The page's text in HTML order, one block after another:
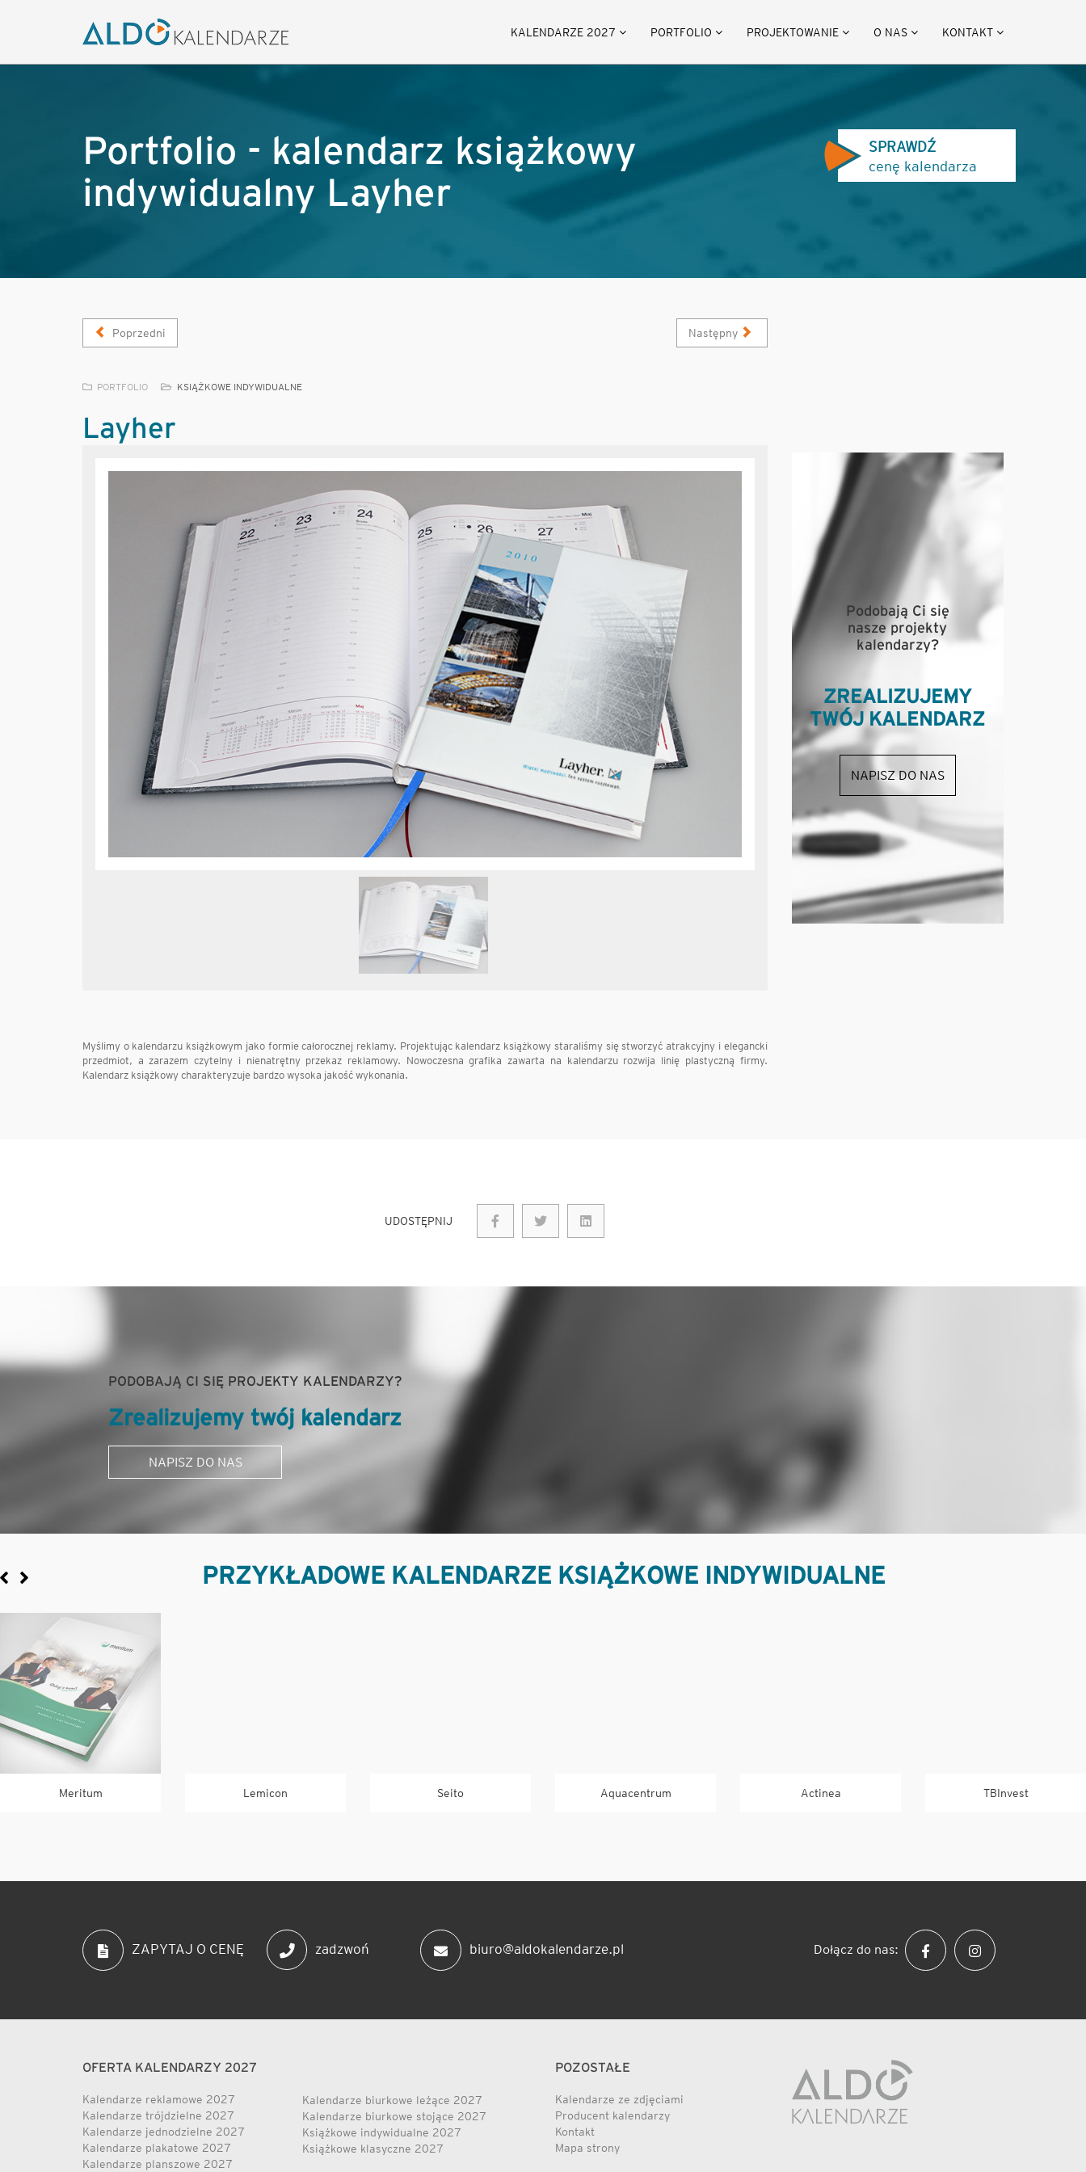
KALENDARZE 2027 PORTFOLIO PROJEKTOWANIE O NAS KONTAKT
Portfolio - kalendarz książkowy
indywidualny Layher
SPRAWDŹ
cenę kalendarza
Poprzedni Następny
PORTFOLIO KSIĄŻKOWE INDYWIDUALNE
Layher
Myślimy o kalendarzu książkowym jako formie całorocznej reklamy. Projektując kalendarz książkowy staraliśmy się stworzyć atrakcyjny i elegancki
przedmiot, a zarazem czytelny i nienatrętny przekaz reklamowy. Nowoczesna grafika zawarta na kalendarzu rozwija linię plastyczną firmy.
Kalendarz książkowy charakteryzuje bardzo wysoka jakość wykonania.
Podobają Ci się
nasze projekty
kalendarzy?
ZREALIZUJEMY
TWÓJ KALENDARZ
NAPISZ DO NAS
UDOSTĘPNIJ
PODOBAJĄ CI SIĘ PROJEKTY KALENDARZY?
Zrealizujemy twój kalendarz
NAPISZ DO NAS
PRZYKŁADOWE KALENDARZE KSIĄŻKOWE INDYWIDUALNE
Meritum Lemicon Seito Aquacentrum Actinea TBInvest
ZAPYTAJ O CENĘ zadzwoń biuro@aldokalendarze.pl Dołącz do nas:
OFERTA KALENDARZY 2027
Kalendarze reklamowe 2027
Kalendarze trójdzielne 2027
Kalendarze jednodzielne 2027
Kalendarze plakatowe 2027
Kalendarze planszowe 2027
Kalendarze biurkowe leżące 2027
Kalendarze biurkowe stojące 2027
Książkowe indywidualne 2027
Książkowe klasyczne 2027
POZOSTAŁE
Kalendarze ze zdjęciami
Producent kalendarzy
Kontakt
Mapa strony